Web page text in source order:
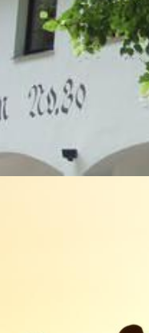
v Chaloupkách